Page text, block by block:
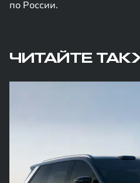
по России.
ЧИТАЙТЕ